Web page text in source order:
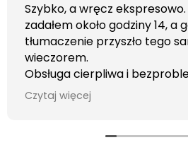
Szybko, a wręcz
zadałem około godziny 14, a
tłumaczenie przyszło tego
wieczorem.
Obsługa cierpliwa i
Otrzymałem wszelkie
usługa będzie dla mnie
Czytaj więcej